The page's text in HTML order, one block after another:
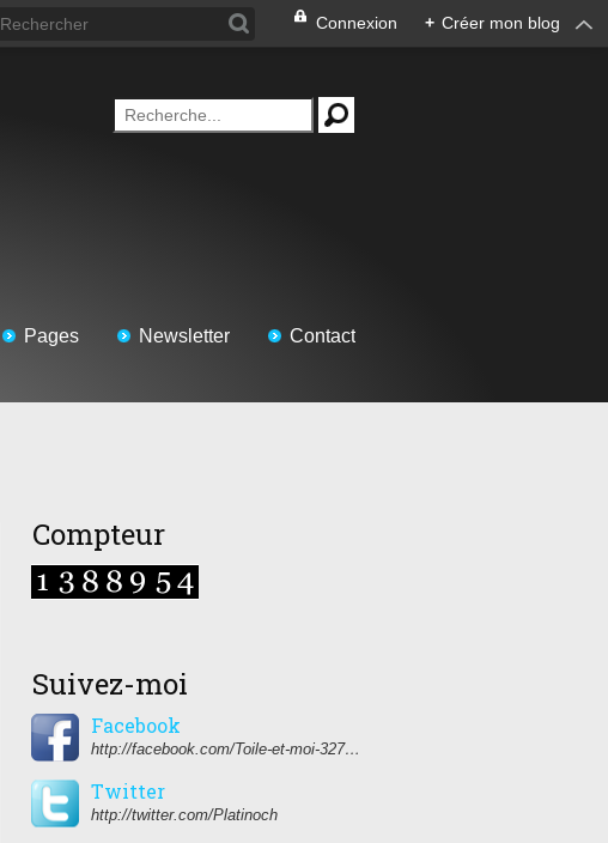
Connexion + Créer mon blog
Pages Newsletter Contact
Compteur
Suivez-moi
Facebook
http://facebook.com/Toile-et-moi-327459350627274/
Twitter
http://twitter.com/Platinoch